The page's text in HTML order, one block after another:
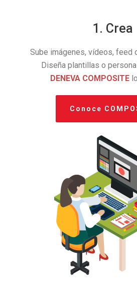
1. Crea
Sube imágenes, vídeos, feed
Diseña plantillas o
DENEVA COMPOSITE
Conoce